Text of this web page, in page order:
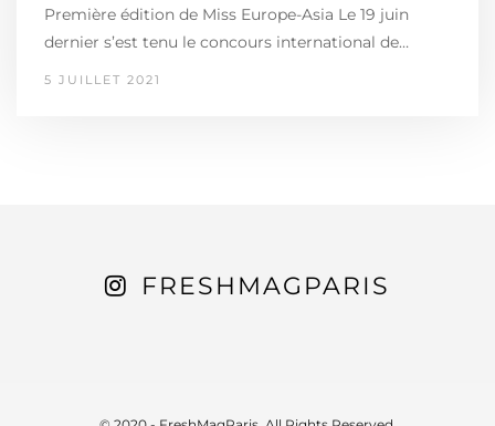
Première édition de Miss Europe-Asia Le 19 juin
dernier s’est tenu le concours international de…
5 JUILLET 2021
FRESHMAGPARIS